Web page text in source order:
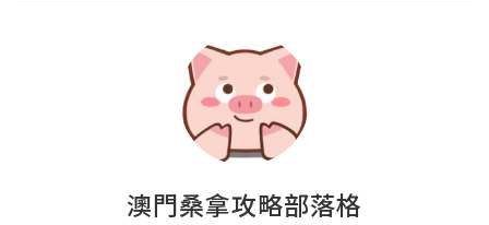
澳門桑拿攻略部落格